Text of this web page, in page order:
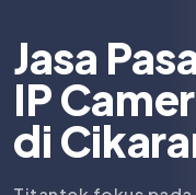
Jasa
IP
di